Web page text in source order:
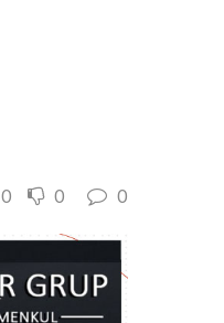
0 0 0